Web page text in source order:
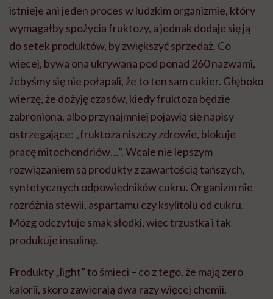
istnieje ani jeden proces w ludzkim organizmie, który
wymagałby spożycia fruktozy, a jednak dodaje się ją
do setek produktów, by zwiększyć sprzedaż. Co
więcej, bywa ona ukrywana pod ponad 260 nazwami,
żebyśmy się nie połapali, że to ten sam cukier. Głęboko
wierzę, że dożyję czasów, kiedy fruktoza będzie
zabroniona, albo przynajmniej pojawią się napisy
ostrzegające: „fruktoza niszczy zdrowie, blokuje
pracę mitochondriów…”. Wcale nie lepszym
rozwiązaniem są produkty z zawartością tańszych,
syntetycznych odpowiedników cukru. Organizm nie
rozróżnia stewii, aspartamu czy ksylitolu od cukru.
Mózg odczytuje smak słodki, więc trzustka i tak
produkuje insulinę.
Produkty „light” to śmieci – co z tego, że mają zero
kalorii, skoro zawierają dwa razy więcej chemii.